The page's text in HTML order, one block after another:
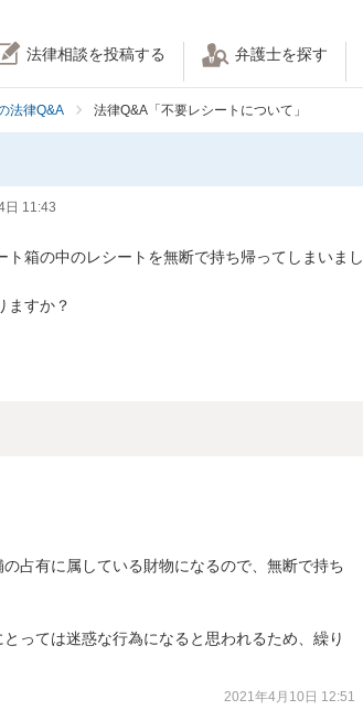
法律相談を投稿する 弁護士を探す
法律Q&A 法律Q&A「不要レシートについて」
日 11:43
箱の中のレシートを無断で持ち帰ってしまいまし
ますか？
占有に属している財物になるので、無断で持ち
っては迷惑な行為になると思われるため、繰り
2021年4月10日 12:51